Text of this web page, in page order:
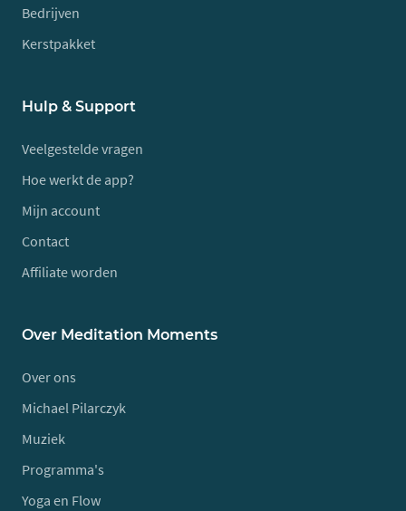
Bedrijven
Kerstpakket
Hulp & Support
Veelgestelde vragen
Hoe werkt de app?
Mijn account
Contact
Affiliate worden
Over Meditation Moments
Over ons
Michael Pilarczyk
Muziek
Programma's
Yoga en Flow